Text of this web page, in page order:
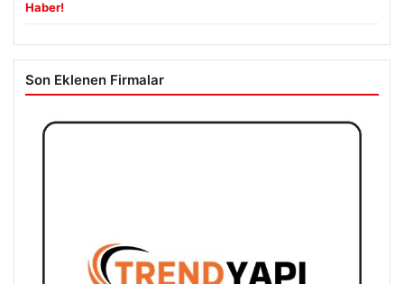
Haber!
Son Eklenen Firmalar